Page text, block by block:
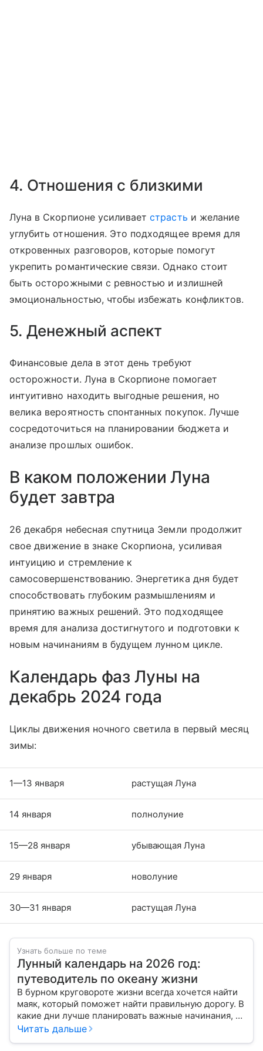
4. Отношения с близкими
Луна в Скорпионе усиливаетстрасть и желание
углубить отношения. Это подходящее время для
откровенных разговоров, которые помогут
укрепить романтические связи. Однако стоит
быть осторожными с ревностью и излишней
эмоциональностью, чтобы избежать конфликтов.
5. Денежный аспект
Финансовые дела в этот день требуют
осторожности. Луна в Скорпионе помогает
интуитивно находить выгодные решения, но
велика вероятность спонтанных покупок. Лучше
сосредоточиться на планировании бюджета и
анализе прошлых ошибок.
В каком положении Луна
будет завтра
26 декабря небесная спутница Земли продолжит
свое движение в знаке Скорпиона, усиливая
интуицию и стремление к
самосовершенствованию. Энергетика дня будет
способствовать глубоким размышлениям и
принятию важных решений. Это подходящее
время для анализа достигнутого и подготовки к
новым начинаниям в будущем лунном цикле.
Календарь фаз Луны на
декабрь 2024 года
Циклы движения ночного светила в первый месяц
зимы:
1—13 января растущая Луна
14 января полнолуние
15—28 января убывающая Луна
29 января новолуние
30—31 января растущая Луна
Узнать больше по теме
Лунный календарь на 2026 год:
путеводитель по океану жизни
В бурном круговороте жизни всегда хочется найти
маяк, который поможет найти правильную дорогу. В
какие дни лучше планировать важные начинания, а
когда стоит уделить больше внимания
Читать дальше